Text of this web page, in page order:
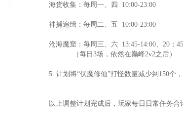
海货收集：每周一、四 10:00-23:00
神捕追缉：每周二、五 10:00-23:00
沧海魔窟：每周三、六 13:45-14:00、20；45-
（每日3场，依然在巅峰2v2之后）
5. 计划将“伏魔修仙”打怪数量减少到150个，
以上调整计划完成后，玩家每日日常任务合计